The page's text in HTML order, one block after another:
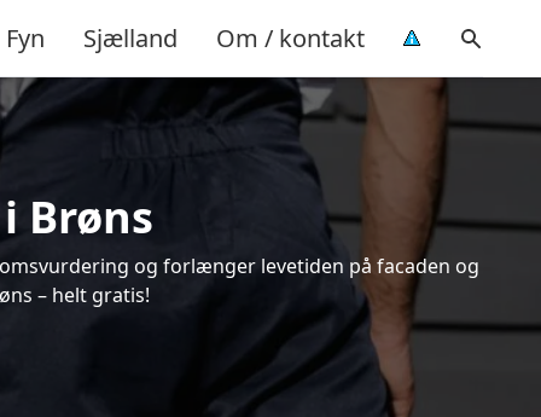
Fyn Sjælland Om / kontakt
Brøns
og forlænger levetiden på facaden og
– helt gratis!